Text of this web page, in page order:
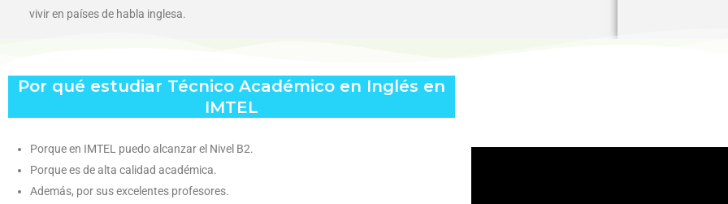
vivir en países de habla inglesa.
Por qué estudiar Técnico Académico en Inglés en
IMTEL
Porque en IMTEL puedo alcanzar el Nivel B2.
Porque es de alta calidad académica.
Además, por sus excelentes profesores.